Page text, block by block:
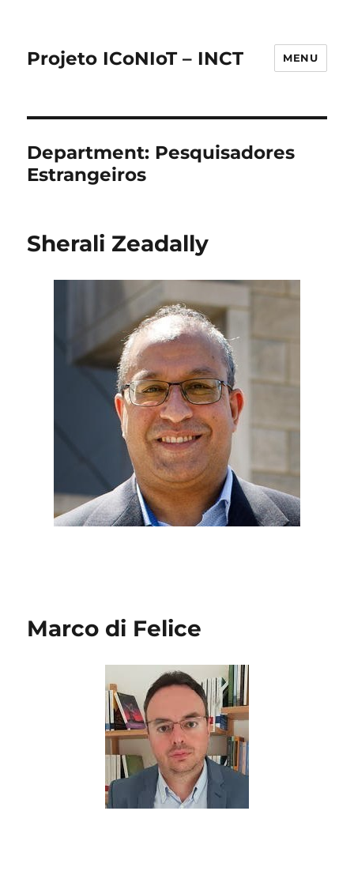
Projeto ICoNIoT – INCT MENU
Department: Pesquisadores
Estrangeiros
Sherali Zeadally
Marco di Felice